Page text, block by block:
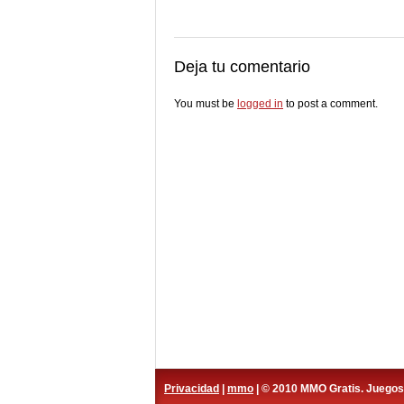
Deja tu comentario
You must be logged in to post a comment.
Privacidad mmo | © 2010 MMO Gratis.